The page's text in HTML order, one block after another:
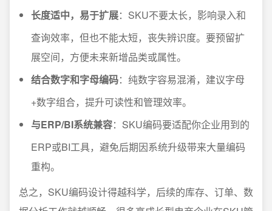
长度适中，易于扩展：SKU不要太长，影响录入和
查询效率，但也不能太短，丧失辨识度。要预留扩
展空间，方便未来新增品类或属性。
结合数字和字母编码：纯数字容易混淆，建议字母
+数字组合，提升可读性和管理效率。
与ERP/BI系统兼容：SKU编码要适配你企业用到的
ERP或BI工具，避免后期因系统升级带来大量编码
重构。
总之，SKU编码设计得越科学，后续的库存、订单、数